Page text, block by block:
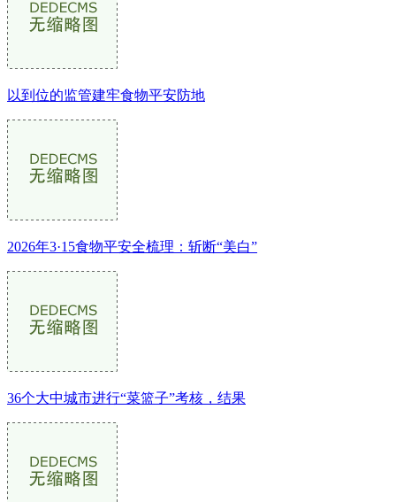
以到位的监管建牢食物平安防地
2026年3·15食物平安全梳理：斩断“美白”
36个大中城市进行“菜篮子”考核，结果